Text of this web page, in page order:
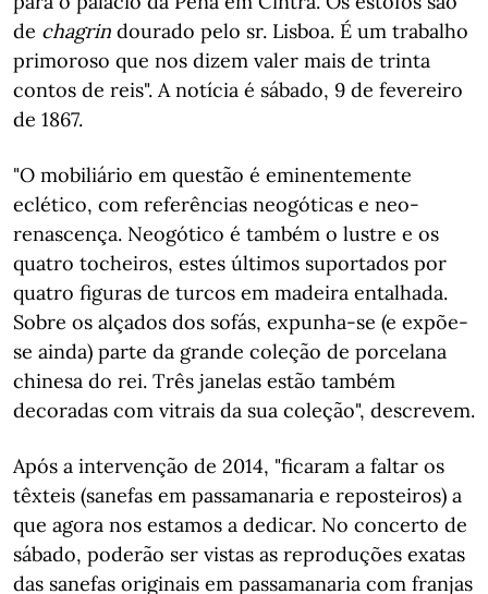
de chagrin dourado pelo sr. Lisboa. É um trabalho
primoroso que nos dizem valer mais de trinta
contos de reis". A notícia é sábado, 9 de fevereiro
de 1867.
"O mobiliário em questão é eminentemente
eclético, com referências neogóticas e neo-
renascença. Neogótico é também o lustre e os
quatro tocheiros, estes últimos suportados por
quatro figuras de turcos em madeira entalhada.
Sobre os alçados dos sofás, expunha-se (e expõe-
se ainda) parte da grande coleção de porcelana
chinesa do rei. Três janelas estão também
decoradas com vitrais da sua coleção", descrevem.
Após a intervenção de 2014, "ficaram a faltar os
têxteis (sanefas em passamanaria e reposteiros) a
que agora nos estamos a dedicar. No concerto de
sábado, poderão ser vistas as reproduções exatas
das sanefas originais em passamanaria com franjas